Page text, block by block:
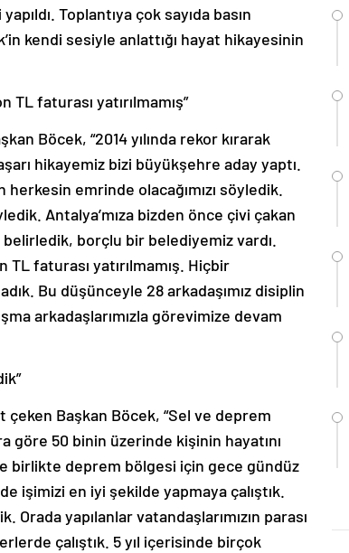
Toplantıya çok sayıda basın
kendi sesiyle anlattığı hayat hikayesinin
TL faturası yatırılmamış”
Böcek, “2014 yılında rekor kırarak
hikayemiz bizi büyükşehre aday yaptı.
emrinde olacağımızı söyledik.
Antalya’mıza bizden önce çivi çakan
borçlu bir belediyemiz vardı.
faturası yatırılmamış. Hiçbir
Bu düşünceyle 28 arkadaşımız disiplin
arkadaşlarımızla görevimize devam
Başkan Böcek, “Sel ve deprem
göre 50 binin üzerinde kişinin hayatını
birlikte deprem bölgesi için gece gündüz
işimizi en iyi şekilde yapmaya çalıştık.
yapılanlar vatandaşlarımızın parası
çalıştık. 5 yıl içerisinde birçok